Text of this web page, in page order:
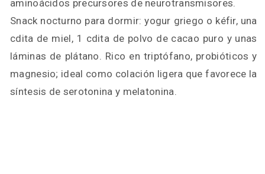
aminoácidos precursores de neurotransmisores.
Snack nocturno para dormir: yogur griego o kéfir, una
cdita de miel, 1 cdita de polvo de cacao puro y unas
láminas de plátano. Rico en triptófano, probióticos y
magnesio; ideal como colación ligera que favorece la
síntesis de serotonina y melatonina.